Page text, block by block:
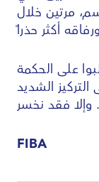
مرتين خلال
على الحكمة
الشديد
FIBA